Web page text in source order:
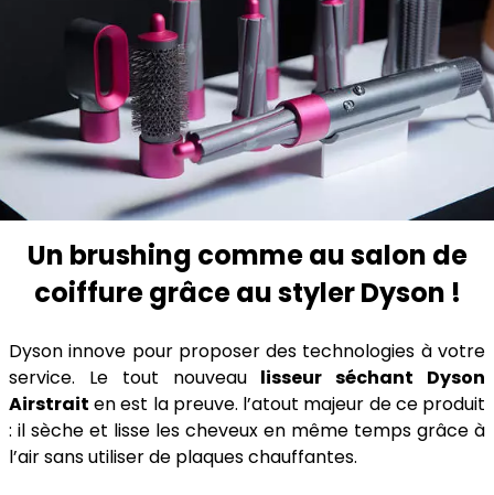
Un brushing comme au salon de
coiffure grâce au styler Dyson !
Dyson innove pour proposer des technologies à votre
service. Le tout nouveau lisseur séchant Dyson
Airstrait en est la preuve. l’atout majeur de ce produit
: il sèche et lisse les cheveux en même temps grâce à
l’air sans utiliser de plaques chauffantes.